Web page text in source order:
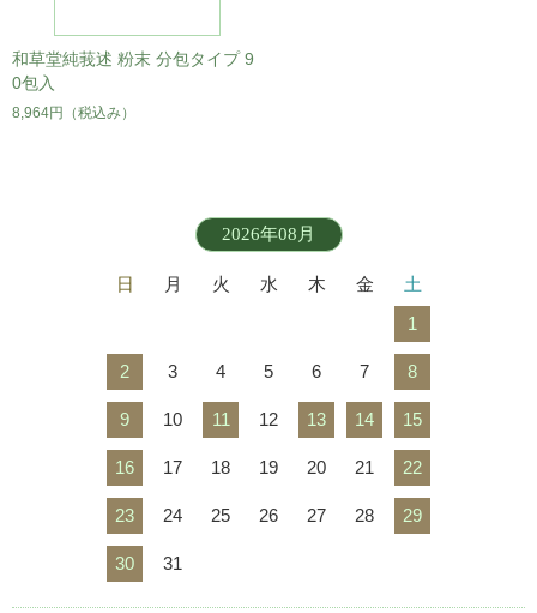
和草堂純莪述 粉末 分包タイプ 9
0包入
8,964円 （税込み）
2026年08月
日 月 火 水 木 金
土
1
2 3 4 5 6 7 8
9 10 11 12 13 14 15
16 17 18 19 20 21 22
23 24 25 26 27 28 29
30 31